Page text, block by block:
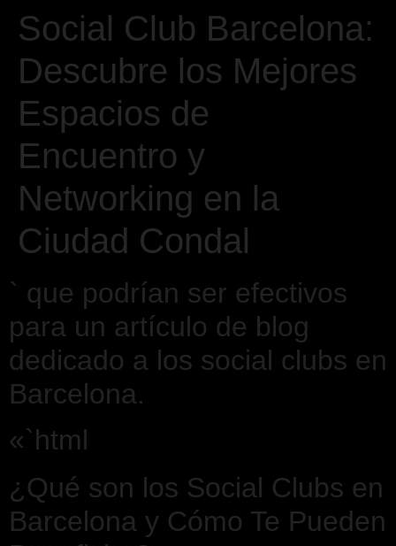
Social Club Barcelona:
Descubre los Mejores
Espacios de
Encuentro y
Networking en la
Ciudad Condal
` que podrían ser efectivos
para un artículo de blog
dedicado a los social clubs en
Barcelona.
«`html
¿Qué son los Social Clubs en
Barcelona y Cómo Te Pueden